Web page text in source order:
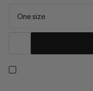
One size